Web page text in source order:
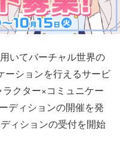
いてバーチャル世界の
ーションを行えるサービ
クター×コミュニケー
ディションの開催を発
ィションの受付を開始